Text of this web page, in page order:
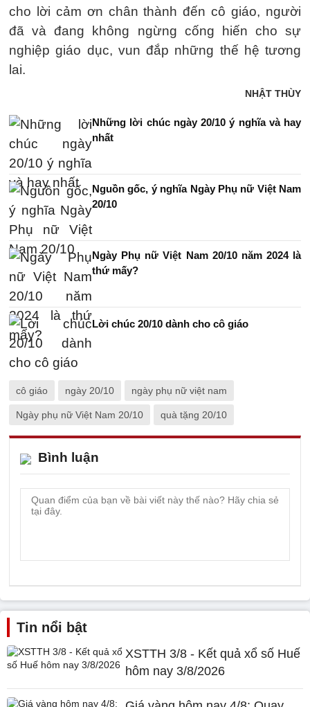
cho lời cảm ơn chân thành đến cô giáo, người
đã và đang không ngừng cống hiến cho sự
nghiệp giáo dục, vun đắp những thế hệ tương
lai.
NHẬT THÙY
Những lời chúc ngày 20/10 ý nghĩa và hay
nhất
Nguồn gốc, ý nghĩa Ngày Phụ nữ Việt Nam
20/10
Ngày Phụ nữ Việt Nam 20/10 năm 2024 là
thứ mấy?
Lời chúc 20/10 dành cho cô giáo
cô giáo ngày 20/10 ngày phụ nữ việt nam
Ngày phụ nữ Việt Nam 20/10 quà tặng 20/10
Bình luận
Tin nổi bật
XSTTH 3/8 - Kết quả xổ số Huế
hôm nay 3/8/2026